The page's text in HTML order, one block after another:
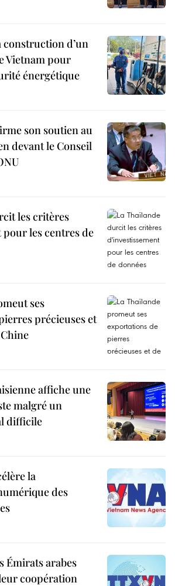
construction d’un
Vietnam pour
énergétique
son soutien au
devant le Conseil
les critères
les centres de
ses
précieuses et
affiche une
malgré un
difficile
la
des
Émirats arabes
coopération